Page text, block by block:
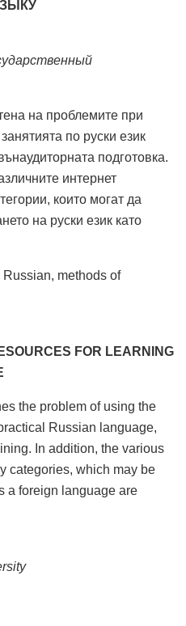
на проблемите при
по руски език
подготовка.
интернет
които могат да
на руски език като
methods of
FOR LEARNING
the problem of using the
Russian language,
In addition, the various
categories, which may be
a foreign language are